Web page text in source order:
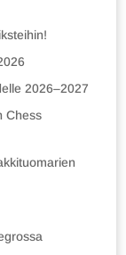
2026–2027
Chess